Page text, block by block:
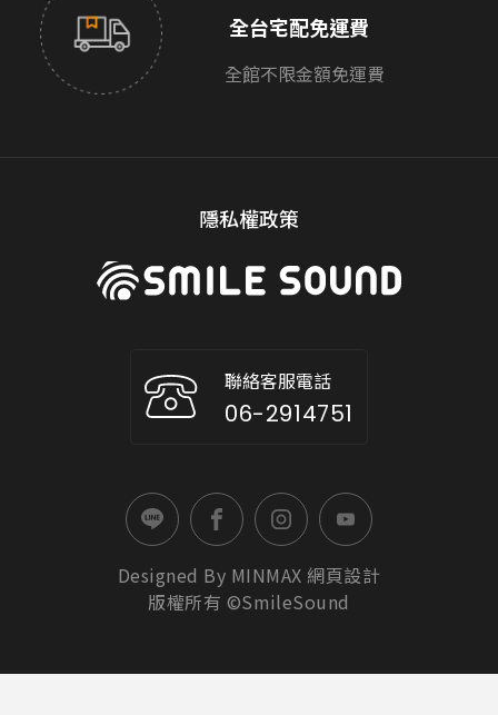
全台宅配免運費
全館不限金額免運費
隱私權政策
聯絡客服電話
06-2914751
Designed By MINMAX 網頁設計
版權所有 ©SmileSound